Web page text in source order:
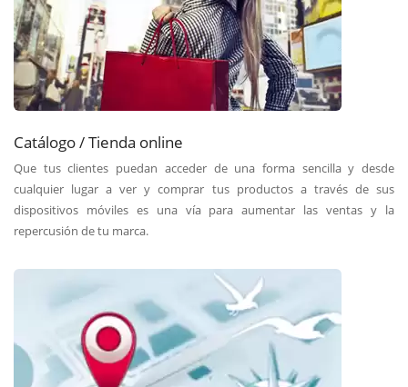
Catálogo / Tienda online
Que tus clientes puedan acceder de una forma sencilla y desde
cualquier lugar a ver y comprar tus productos a través de sus
dispositivos móviles es una vía para aumentar las ventas y la
repercusión de tu marca.